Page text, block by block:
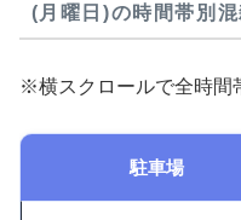
(月曜日)の時間帯別
※横スクロールで全時間
駐車場